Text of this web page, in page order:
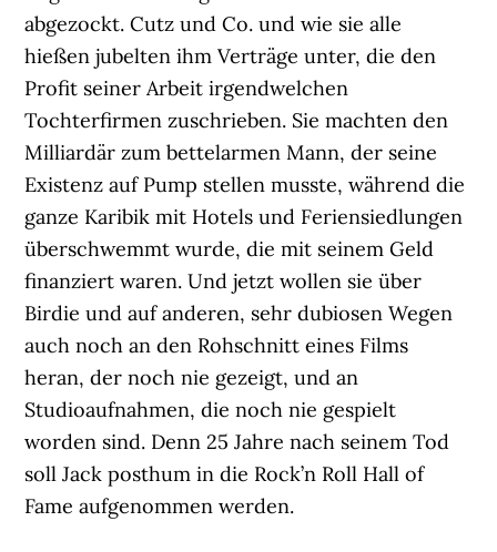
abgezockt. Cutz und Co. und wie sie alle
hießen jubelten ihm Verträge unter, die den
Profit seiner Arbeit irgendwelchen
Tochterfirmen zuschrieben. Sie machten den
Milliardär zum bettelarmen Mann, der seine
Existenz auf Pump stellen musste, während die
ganze Karibik mit Hotels und Feriensiedlungen
überschwemmt wurde, die mit seinem Geld
finanziert waren. Und jetzt wollen sie über
Birdie und auf anderen, sehr dubiosen Wegen
auch noch an den Rohschnitt eines Films
heran, der noch nie gezeigt, und an
Studioaufnahmen, die noch nie gespielt
worden sind. Denn 25 Jahre nach seinem Tod
soll Jack posthum in die Rock’n Roll Hall of
Fame aufgenommen werden.